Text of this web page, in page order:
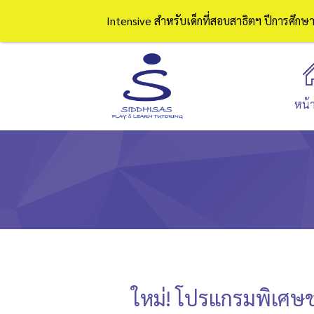
หน้
ใหม่! โปรแกรมพิเศ
Intensive สำหรับเด็กที่สอบสาธิตฯ ปีการศึกษ